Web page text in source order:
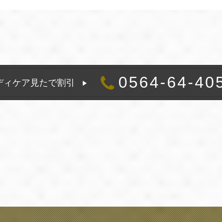
ィケア見たで割引 0564-64-